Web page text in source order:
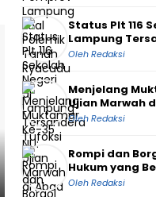
Pendidikan
Status Plt 116
Lampung
Oleh Redaksi
Menjelang
Ujian Marwah
Oleh Redaksi
Rompi dan
Hukum yang
Oleh Redaksi